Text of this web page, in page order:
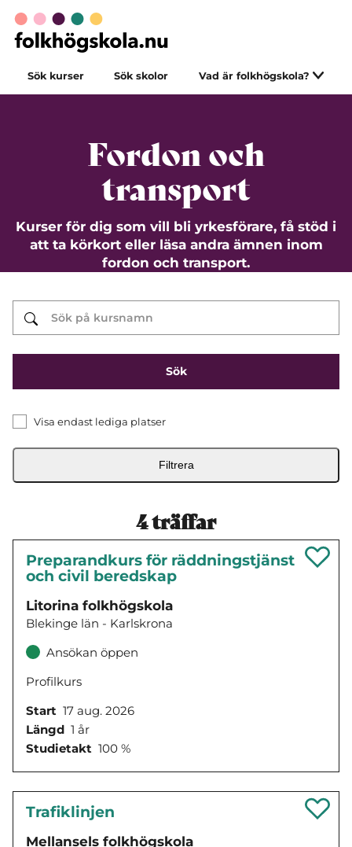
Sök kurser Sök skolor Vad är folkhögskola?
Fordon och
transport
Kurser för dig som vill bli yrkesförare, få stöd i
att ta körkort eller läsa andra ämnen inom
fordon och transport.
Visa endast lediga platser
Filtrera
4träffar
Preparandkurs för räddningstjänst
och civil beredskap
Litorina folkhögskola
Blekinge län - Karlskrona
Ansökan öppen
Profilkurs
Start 17 aug. 2026
Längd 1 år
Studietakt 100 %
Trafiklinjen
Mellansels folkhögskola